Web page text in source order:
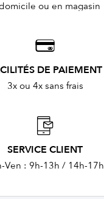
ou en magasin
DE PAIEMENT
3x ou 4x sans frais
SERVICE CLIENT
Ven : 9h-13h / 14h-17h